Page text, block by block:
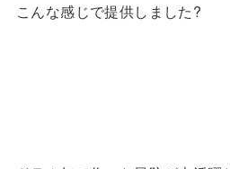
こんな感じで提供しました?